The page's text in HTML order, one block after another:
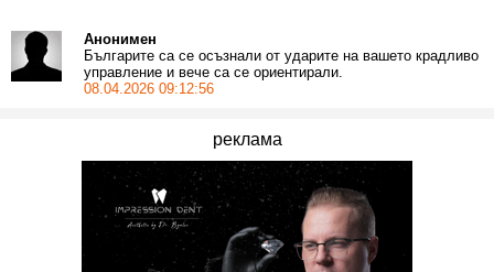
Анонимен
Българите са се осъзнали от ударите на вашето крадливо
управление и вече са се ориентирали.
08.04.2026 09:12:56
реклама